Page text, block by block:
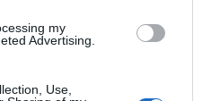
my
Advertising.
Use,